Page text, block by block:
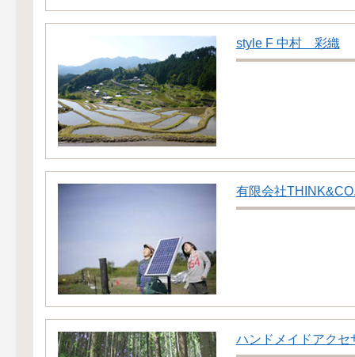
style F 中村 彩織
有限会社
ハンドメイドアク